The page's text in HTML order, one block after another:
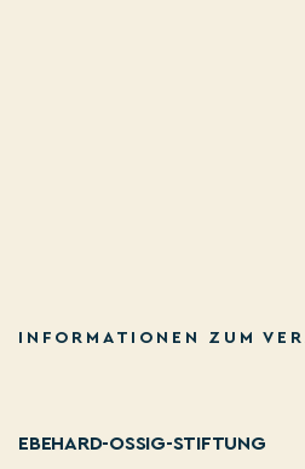
INFORMATIONEN ZUM
EBEHARD-OSSIG-STIFTUNG